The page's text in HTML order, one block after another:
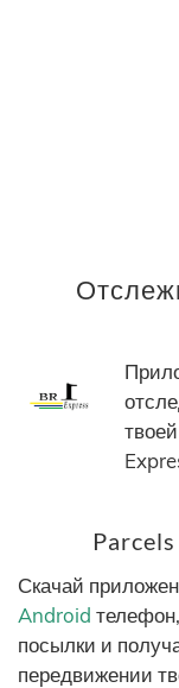
Скачай
Android
посылки и
передвижении